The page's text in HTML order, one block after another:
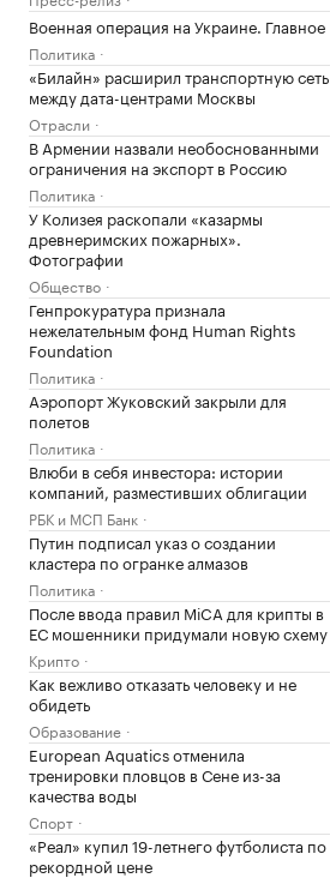
Военная операция на Украине. Главное
Политика
«Билайн» расширил транспортную сеть
между дата-центрами Москвы
Отрасли
В Армении назвали необоснованными
ограничения на экспорт в Россию
Политика
У Колизея раскопали «казармы
древнеримских пожарных».
Фотографии
Общество
Генпрокуратура признала
нежелательным фонд Human Rights
Foundation
Политика
Аэропорт Жуковский закрыли для
полетов
Политика
Влюби в себя инвестора: истории
компаний, разместивших облигации
РБК и МСП Банк
Путин подписал указ о создании
кластера по огранке алмазов
Политика
После ввода правил MiCA для крипты в
ЕС мошенники придумали новую схему
Крипто
Как вежливо отказать человеку и не
обидеть
Образование
European Aquatics отменила
тренировки пловцов в Сене из-за
качества воды
Спорт
«Реал» купил 19-летнего футболиста по
рекордной цене